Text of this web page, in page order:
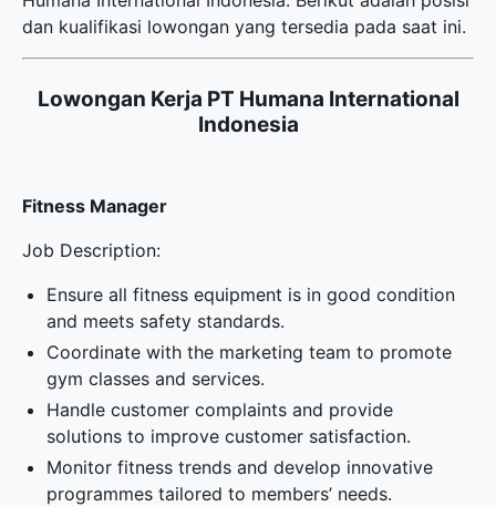
dan kualifikasi lowongan yang tersedia pada saat ini.
Lowongan Kerja PT Humana International
Indonesia
Fitness Manager
Job Description:
Ensure all fitness equipment is in good condition
and meets safety standards.
Coordinate with the marketing team to promote
gym classes and services.
Handle customer complaints and provide
solutions to improve customer satisfaction.
Monitor fitness trends and develop innovative
programmes tailored to members’ needs.